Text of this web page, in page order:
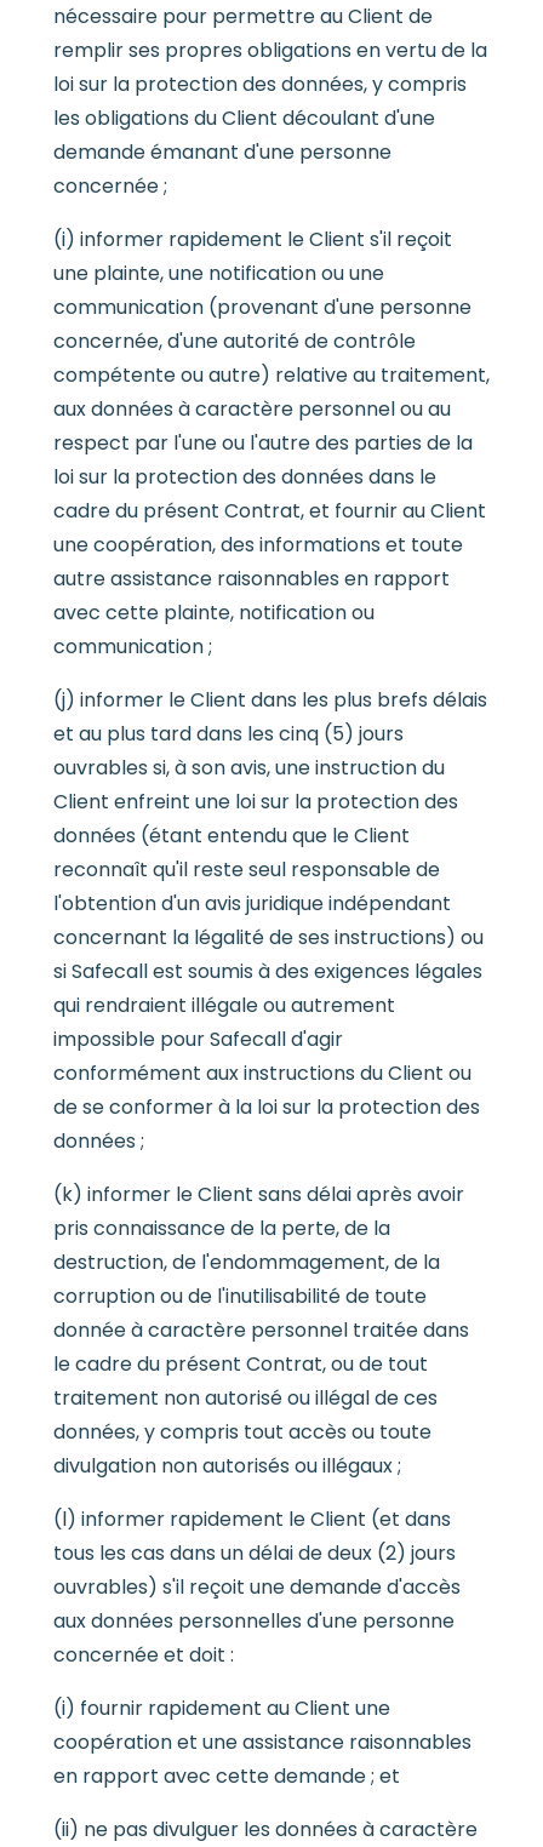
nécessaire pour permettre au Client de
remplir ses propres obligations en vertu de la
loi sur la protection des données, y compris
les obligations du Client découlant d'une
demande émanant d'une personne
concernée ;
(i) informer rapidement le Client s'il reçoit
une plainte, une notification ou une
communication (provenant d'une personne
concernée, d'une autorité de contrôle
compétente ou autre) relative au traitement,
aux données à caractère personnel ou au
respect par l'une ou l'autre des parties de la
loi sur la protection des données dans le
cadre du présent Contrat, et fournir au Client
une coopération, des informations et toute
autre assistance raisonnables en rapport
avec cette plainte, notification ou
communication ;
(j) informer le Client dans les plus brefs délais
et au plus tard dans les cinq (5) jours
ouvrables si, à son avis, une instruction du
Client enfreint une loi sur la protection des
données (étant entendu que le Client
reconnaît qu'il reste seul responsable de
l'obtention d'un avis juridique indépendant
concernant la légalité de ses instructions) ou
si Safecall est soumis à des exigences légales
qui rendraient illégale ou autrement
impossible pour Safecall d'agir
conformément aux instructions du Client ou
de se conformer à la loi sur la protection des
données ;
(k) informer le Client sans délai après avoir
pris connaissance de la perte, de la
destruction, de l'endommagement, de la
corruption ou de l'inutilisabilité de toute
donnée à caractère personnel traitée dans
le cadre du présent Contrat, ou de tout
traitement non autorisé ou illégal de ces
données, y compris tout accès ou toute
divulgation non autorisés ou illégaux ;
(l) informer rapidement le Client (et dans
tous les cas dans un délai de deux (2) jours
ouvrables) s'il reçoit une demande d'accès
aux données personnelles d'une personne
concernée et doit :
(i) fournir rapidement au Client une
coopération et une assistance raisonnables
en rapport avec cette demande ; et
(ii) ne pas divulguer les données à caractère